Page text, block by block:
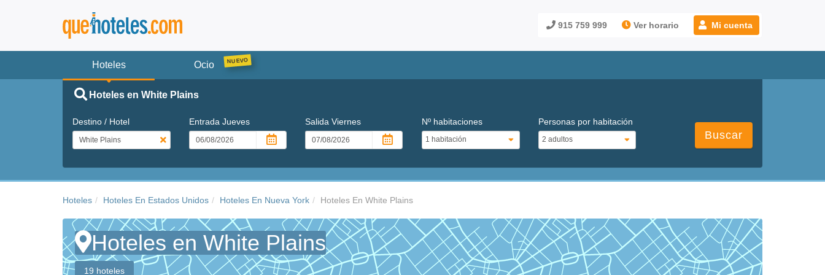
915 759 999 Ver horario Mi cuenta
Hoteles Ocio
Hoteles en White Plains
Destino / Hotel Entrada Jueves SalidaViernes Nº habitaciones Personas por habitación
Buscar
Hoteles Hoteles En Estados Unidos Hoteles En Nueva York Hoteles En White Plains
Hoteles en White Plains
19 hoteles